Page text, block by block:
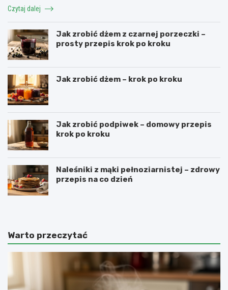
Czytaj dalej
Jak zrobić dżem z czarnej porzeczki –
prosty przepis krok po kroku
Jak zrobić dżem – krok po kroku
Jak zrobić podpiwek – domowy przepis
krok po kroku
Naleśniki z mąki pełnoziarnistej – zdrowy
przepis na co dzień
Warto przeczytać